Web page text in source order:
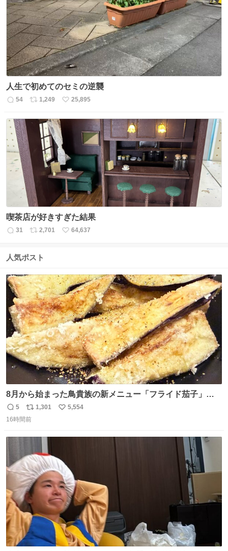
ト
数
数
人生で初めてのセミの逆襲
返
数
54
リ
ス
数
1,249
い
数
25,895
喫茶店が好きすぎた結果
返
数
31
リ
ス
数
2,701
い
64,637
人気ポスト
8月から始まった鳥貴族の新メニュー「フライド茄子」が
うますぎでした 信じて……
返
信
5
リ
ポ
数
1,301
い
5,554
16時間前